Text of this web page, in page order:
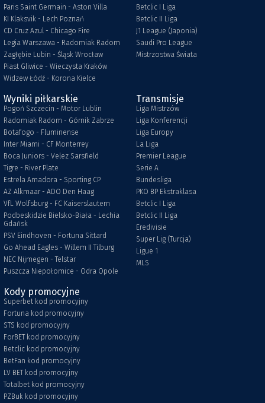
Paris Saint Germain - Aston Villa
KI Klaksvik - Lech Poznań
CD Cruz Azul - Chicago Fire
Legia Warszawa - Radomiak Radom
Zagłębie Lubin - Śląsk Wrocław
Piast Gliwice - Wieczysta Kraków
Widzew Łódź - Korona Kielce
Betclic I Liga
Betclic II Liga
J1 League (Japonia)
Saudi Pro League
Mistrzostwa Świata
Wyniki piłkarskie
Pogoń Szczecin - Motor Lublin
Radomiak Radom - Górnik Zabrze
Botafogo - Fluminense
Inter Miami - CF Monterrey
Boca Juniors - Velez Sarsfield
Tigre - River Plate
Estrela Amadora - Sporting CP
AZ Alkmaar - ADO Den Haag
VfL Wolfsburg - FC Kaiserslautern
Podbeskidzie Bielsko-Biała - Lechia
Gdańsk
PSV Eindhoven - Fortuna Sittard
Go Ahead Eagles - Willem II Tilburg
NEC Nijmegen - Telstar
Puszcza Niepołomice - Odra Opole
Transmisje
Liga Mistrzów
Liga Konferencji
Liga Europy
La Liga
Premier League
Serie A
Bundesliga
PKO BP Ekstraklasa
Betclic I Liga
Betclic II Liga
Eredivisie
Super Lig (Turcja)
Ligue 1
MLS
Kody promocyjne
Superbet kod promocyjny
Fortuna kod promocyjny
STS kod promocyjny
ForBET kod promocyjny
Betclic kod promocyjny
BetFan kod promocyjny
LV BET kod promocyjny
Totalbet kod promocyjny
PZBuk kod promocyjny